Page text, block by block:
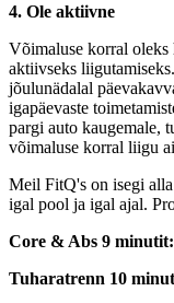
4. Ole aktiivne
Võimaluse korral oleks
aktiivseks
jõulunädalal
igapäevaste
pargi auto kaugemale,
võimaluse korral liigu
Meil FitQ's on isegi
igal pool ja igal ajal.
Core & Abs 9 minutit:
Tuharatrenn 10